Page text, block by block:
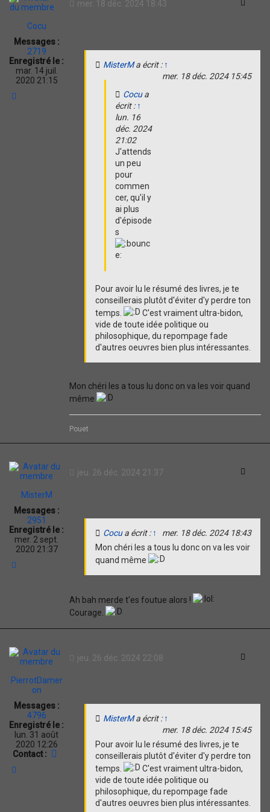
Cocu
Messages :
2719
Enregistré le :
mar. 14 juil.
2020 21:15
mer. 18 déc. 2024 18:43
MisterMa écrit : ↑
mer. 18 déc. 2024 15:45
Cocua
écrit : ↑
lun. 16
déc. 2024
21:02
J'attends
un peu
pour
commen
cer, qu'il y
ai plus
d'épisode
s
Pour avoir lu le résumé des livres, je te
conseillerais plutôt d'éviter d'y perdre ton
temps.
C'est vraiment ultra-bidon,
vide de toute idée politique ou
philosophique, du repompage fade
d'autres oeuvres bien plus intéressantes.
Mon chéri les a tous lu donc on va les voir quand
même
Pouet
MisterM
Messages :
2951
Enregistré le :
mer. 2 sept.
2020 21:37
jeu. 26 déc. 2024 21:37
Cocua écrit : ↑
mer. 18 déc. 2024 18:43
Mon chéri les a tous lu donc on va les voir
quand même
Ah bah merde t'es foutue alors !
Courage.
PierrotDamer
on
Messages :
4796
Enregistré le :
lun. 31 août
2020 12:26
Contact :
jeu. 26 déc. 2024 22:08
MisterMa écrit : ↑
mer. 18 déc. 2024 15:45
Pour avoir lu le résumé des livres, je te
conseillerais plutôt d'éviter d'y perdre ton
temps.
C'est vraiment ultra-bidon,
vide de toute idée politique ou
philosophique, du repompage fade
d'autres oeuvres bien plus intéressantes.